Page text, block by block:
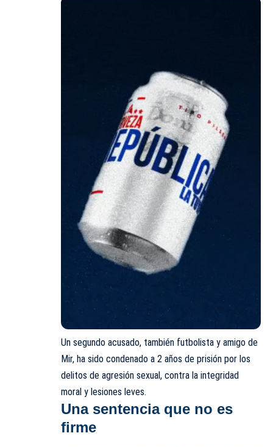
Un segundo acusado, también futbolista y amigo de
Mir, ha sido condenado a 2 años de prisión por los
delitos de agresión sexual, contra la integridad
moral y lesiones leves.
Una sentencia que no es
firme